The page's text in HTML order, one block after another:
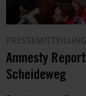
PRESSEMITTEILUNG
Amnesty
Scheideweg